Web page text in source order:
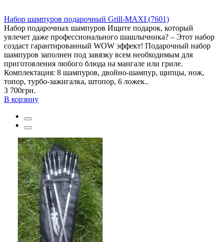
Набор шампуров подарочный Grill-MAXI (7601)
Набор подарочных шампуров Ищите подарок, который
увлечет даже профессионального шашлычника? – Этот набор
создаст гарантированный WOW эффект! Подарочный набор
шампуров заполнен под завязку всем необходимым для
приготовления любого блюда на мангале или гриле.
Комплектация: 8 шампуров, двойно-шампур, щипцы, нож,
топор, турбо-зажигалка, штопор, 6 ложек..
3 700грн.
В корзину